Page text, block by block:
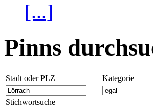
[...]
Pinns
Stadt oder PLZ Kategorie
Stichwortsuche